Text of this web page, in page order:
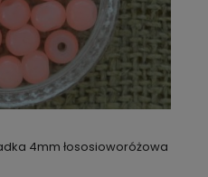
4mm łososioworóżowa